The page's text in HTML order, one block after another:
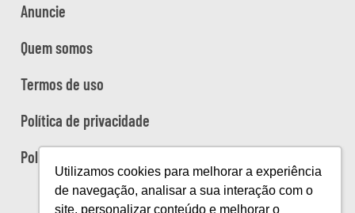
Utilizamos cookies para melhorar a experiência
de navegação, analisar a sua interação com o
site, personalizar conteúdo e melhorar o
Anuncie
Quem somos
Termos de uso
Política de privacidade
Política de cookies